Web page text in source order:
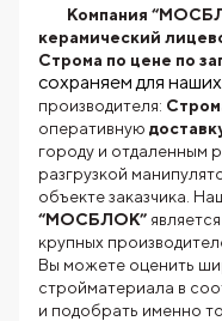
Компания
керамический
Строма по цене по
сохраняем для
производителя:
оперативную
городу и отдаленным
разгрузкой
объекте заказчика.
“МОСБЛОК”
крупных
Вы можете оценить
стройматериала в
и подобрать именно